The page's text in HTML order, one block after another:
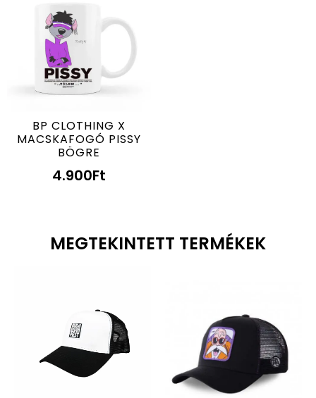
BP CLOTHING X
MACSKAFOGÓ PISSY
BÖGRE
4.900Ft
MEGTEKINTETT TERMÉKEK